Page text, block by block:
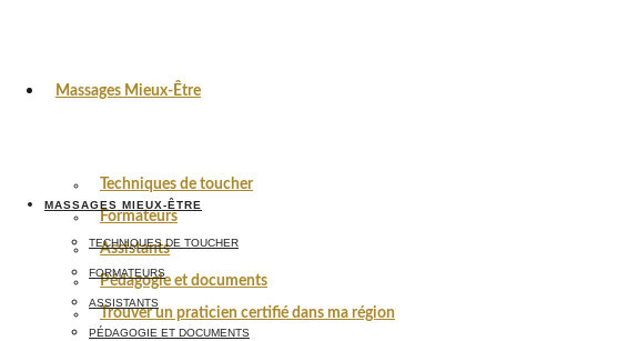
Massages Mieux-Être
Techniques de toucher
Formateurs
Assistants
Pédagogie et documents
Trouver un praticien certifié dans ma région
MASSAGES MIEUX-ÊTRE
TECHNIQUES DE TOUCHER
FORMATEURS
ASSISTANTS
PÉDAGOGIE ET DOCUMENTS